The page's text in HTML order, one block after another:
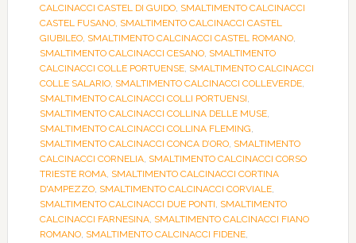
CALCINACCI CASTEL DI GUIDO, SMALTIMENTO CALCINACCI
CASTEL FUSANO, SMALTIMENTO CALCINACCI CASTEL
GIUBILEO, SMALTIMENTO CALCINACCI CASTEL ROMANO,
SMALTIMENTO CALCINACCI CESANO, SMALTIMENTO
CALCINACCI COLLE PORTUENSE, SMALTIMENTO CALCINACCI
COLLE SALARIO, SMALTIMENTO CALCINACCI COLLEVERDE,
SMALTIMENTO CALCINACCI COLLI PORTUENSI,
SMALTIMENTO CALCINACCI COLLINA DELLE MUSE,
SMALTIMENTO CALCINACCI COLLINA FLEMING,
SMALTIMENTO CALCINACCI CONCA D’ORO, SMALTIMENTO
CALCINACCI CORNELIA, SMALTIMENTO CALCINACCI CORSO
TRIESTE ROMA, SMALTIMENTO CALCINACCI CORTINA
D'AMPEZZO, SMALTIMENTO CALCINACCI CORVIALE,
SMALTIMENTO CALCINACCI DUE PONTI, SMALTIMENTO
CALCINACCI FARNESINA, SMALTIMENTO CALCINACCI FIANO
ROMANO, SMALTIMENTO CALCINACCI FIDENE,